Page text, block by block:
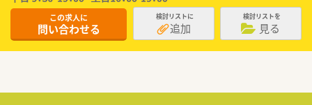
この求人に
問い合わせる
検討リストに
追加
検討リストを
見る